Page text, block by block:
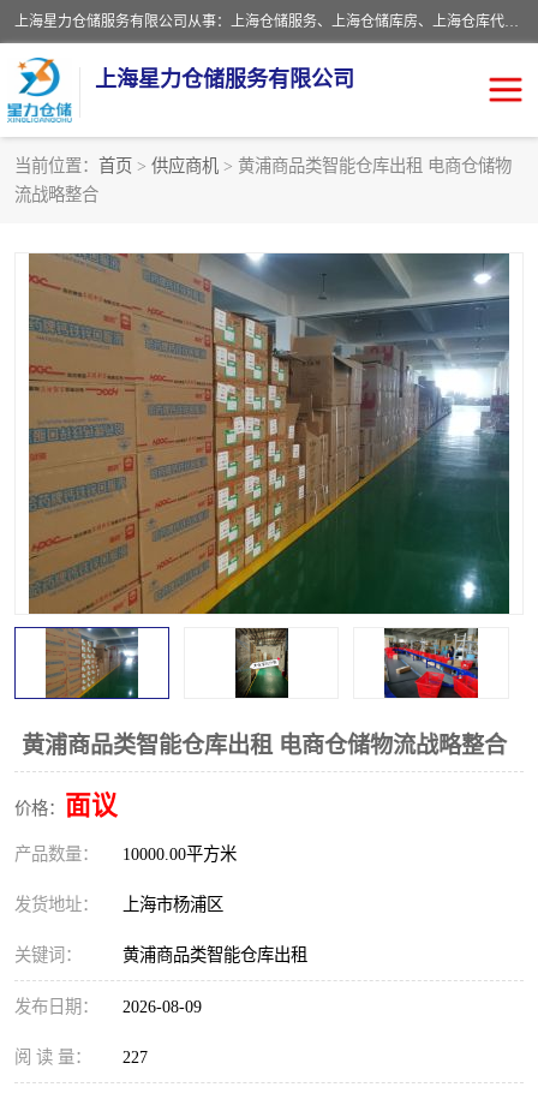
上海星力仓储服务有限公司从事：上海仓储服务、上海仓储库房、上海仓库代运营、上海仓库对外出租、上海仓库外包、上海三方仓储、上海电商仓储代发、上海电商代发货仓库、上海托管仓库、上海仓储配送。上海星力仓储服务有限公司现在拥有100个分仓、10万余平方的标准库房，精炼员工几百名，与几千家客户合作，公司已跻身上海仓储行业前列。欢迎来电咨询！
上海星力仓储服务有限公司
当前位置： 首页 > 供应商机 > 黄浦商品类智能仓库出租 电商仓储物
流战略整合
黄浦商品类智能仓库出租 电商仓储物流战略整合
价格： 面议
产品数量： 10000.00平方米
发货地址： 上海市杨浦区
关键词： 黄浦商品类智能仓库出租
发布日期： 2026-08-09
阅 读 量： 227
上海仓库对外出租
上海仓储配送 上海仓库外包
上海仓库代运营 上海托管仓库
上海第三方仓储 上海仓储服务
仓储 上海电商代发货仓库
上海托管仓库